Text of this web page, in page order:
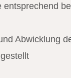
Abwicklung